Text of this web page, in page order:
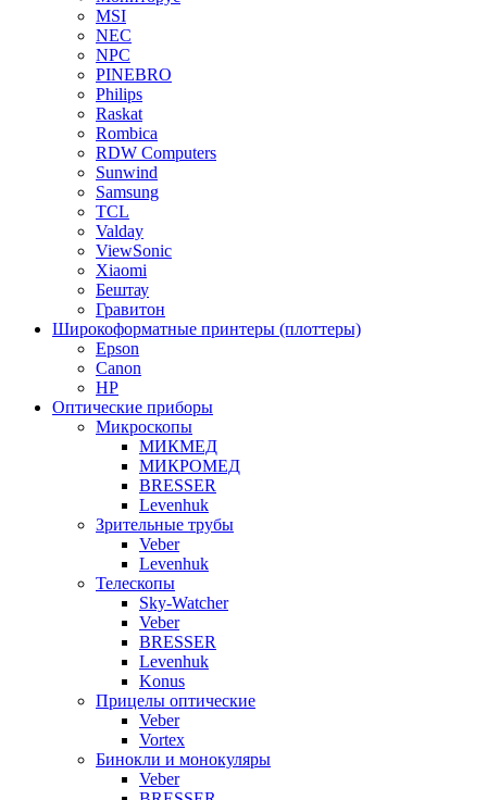
MSI
NEC
NPC
PINEBRO
Philips
Raskat
Rombica
RDW Computers
Sunwind
Samsung
TCL
Valday
ViewSonic
Xiaomi
Бештау
Гравитон
Широкоформатные принтеры (плоттеры)
Epson
Canon
HP
Оптические приборы
Микроскопы
МИКМЕД
МИКРОМЕД
BRESSER
Levenhuk
Зрительные трубы
Veber
Levenhuk
Телескопы
Sky-Watcher
Veber
BRESSER
Levenhuk
Konus
Прицелы оптические
Veber
Vortex
Бинокли и монокуляры
Veber